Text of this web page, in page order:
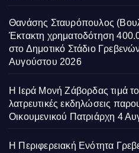
Θανάσης Σταυρόπουλος
Έκτακτη χρηματοδότηση
στο Δημοτικό Στάδιο
Αυγούστου 2026
Η Ιερά Μονή Ζάβορδας τιμά
λατρευτικές εκδηλώσεις
Οικουμενικού Πατριάρχη 4
Η Περιφερειακή Ενότητα